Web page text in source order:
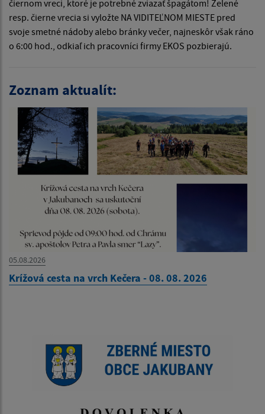
čiernom vreci, ktoré je potrebné zviazať špagátom! Zelené
resp. čierne vrecia si vyložte NA VIDITEĽNOM MIESTE pred
svoje smetné nádoby alebo bránky večer, najneskôr však ráno
o 6:00 hod., odkiaľ ich pracovníci firmy EKOS pozbierajú.
Zoznam aktualít:
05.08.2026
Krížová cesta na vrch Kečera - 08. 08. 2026